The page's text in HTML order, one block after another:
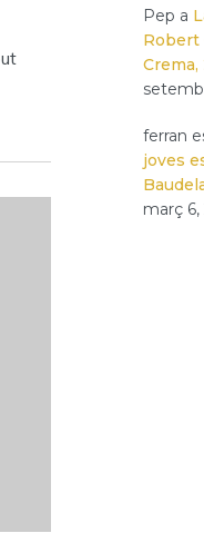
Pep a
Robert
Crema,
ferran
joves
març